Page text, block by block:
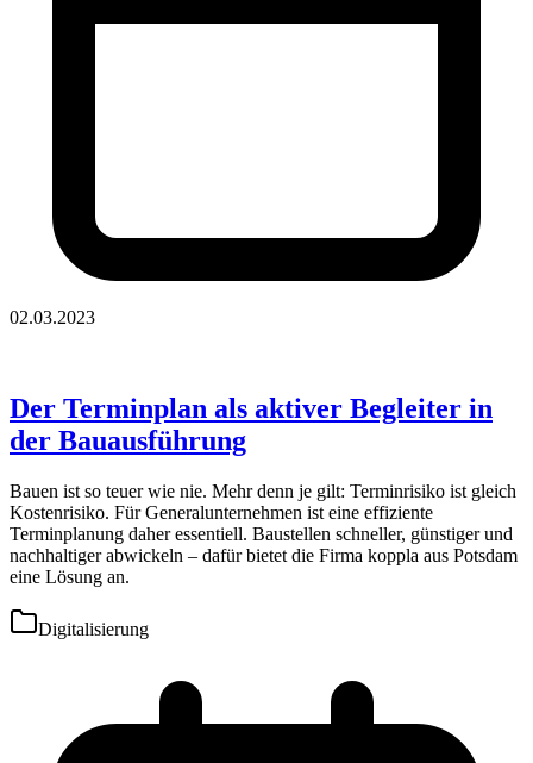
02.03.2023
Der Terminplan als aktiver Begleiter in
der Bauausführung
Bauen ist so teuer wie nie. Mehr denn je gilt: Terminrisiko ist gleich
Kostenrisiko. Für Generalunternehmen ist eine effiziente
Terminplanung daher essentiell. Baustellen schneller, günstiger und
nachhaltiger abwickeln – dafür bietet die Firma koppla aus Potsdam
eine Lösung an.
Digitalisierung